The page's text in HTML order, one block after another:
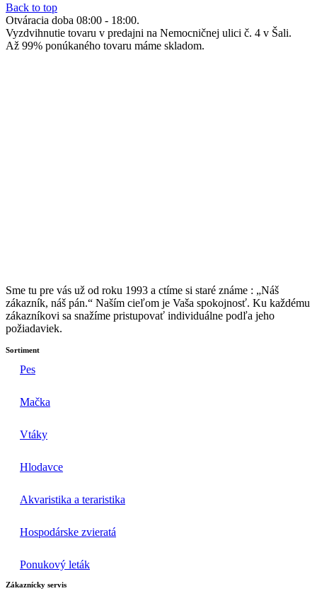
Back to top
Otváracia doba 08:00 - 18:00.
Vyzdvihnutie tovaru v predajni na Nemocničnej ulici č. 4 v Šali.
Až 99% ponúkaného tovaru máme skladom.
Sme tu pre vás už od roku 1993 a ctíme si staré známe : „Náš
zákazník, náš pán.“ Naším cieľom je Vaša spokojnosť. Ku každému
zákazníkovi sa snažíme pristupovať individuálne podľa jeho
požiadaviek.
Sortiment
Pes
Mačka
Vtáky
Hlodavce
Akvaristika a teraristika
Hospodárske zvieratá
Ponukový leták
Zákaznícky servis